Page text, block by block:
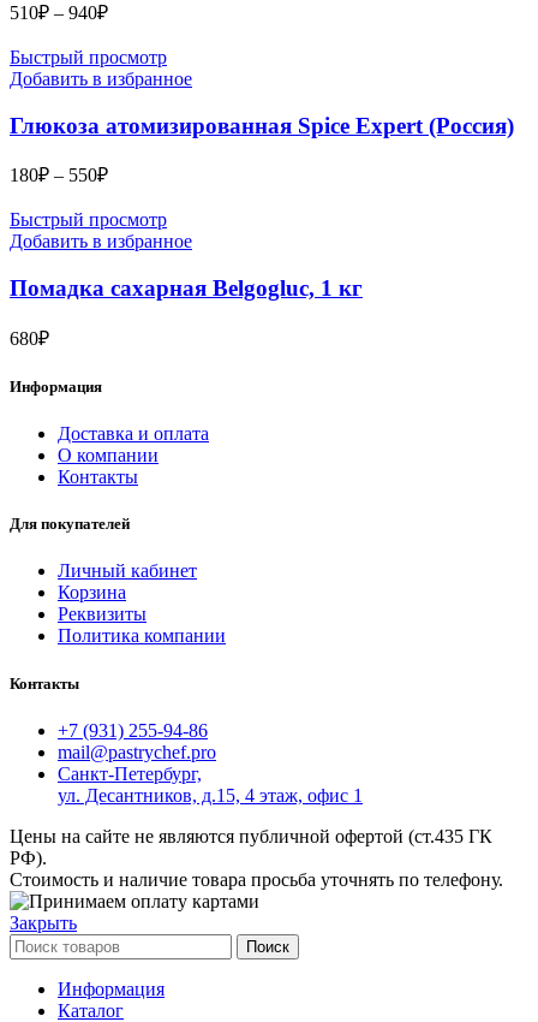
510₽ – 940₽Диапазон
510₽
–
Быстрый просмотр
Добавить в избранное
Глюкоза атомизированная Spice Expert (Россия)
180₽ – 550₽Диапазон
180₽
–
Быстрый просмотр
Добавить в избранное
Помадка сахарная Belgogluc, 1 кг
680₽
Информация
Доставка и оплата
О компании
Контакты
Для покупателей
Личный кабинет
Корзина
Реквизиты
Политика компании
Контакты
+7 (931) 255-94-86
mail@pastrychef.pro
Санкт-Петербург,
ул. Десантников, д.15, 4 этаж, офис 1
Цены на сайте не являются публичной офертой (ст.435 ГК
РФ).
Стоимость и наличие товара просьба уточнять по телефону.
Закрыть
Поиск
Информация
Каталог